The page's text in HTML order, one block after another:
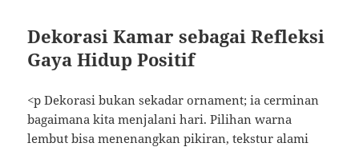
Dekorasi Kamar sebagai Refleksi
Gaya Hidup Positif
<p Dekorasi bukan sekadar ornament; ia cerminan
bagaimana kita menjalani hari. Pilihan warna
lembut bisa menenangkan pikiran, tekstur alami